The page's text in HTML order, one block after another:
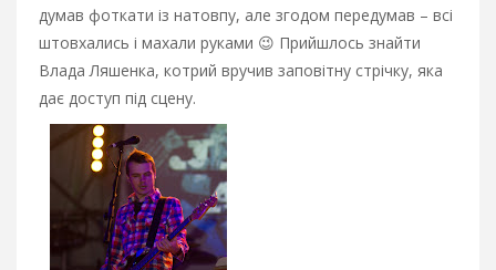
думав фоткати із натовпу, але згодом передумав – всі
штовхались і махали руками 😉 Прийшлось знайти
Влада Ляшенка, котрий вручив заповітну стрічку, яка
дає доступ під сцену.